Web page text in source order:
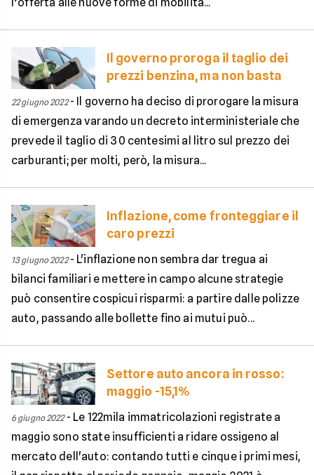
Il governo proroga il taglio dei
prezzi benzina, ma non basta
22 giugno 2022- Il governo ha deciso di prorogare la misura
di emergenza varando un decreto interministeriale che
prevede il taglio di 30 centesimi al litro sul prezzo dei
carburanti; per molti, però, la misura...
Inflazione, come fronteggiare il
caro prezzi
13 giugno 2022- L'inflazione non sembra dar tregua ai
bilanci familiari e mettere in campo alcune strategie
può consentire cospicui risparmi: a partire dalle polizze
auto, passando alle bollette fino ai mutui può...
Settore auto ancora in rosso:
maggio -15,1%
6 giugno 2022- Le 122mila immatricolazioni registrate a
maggio sono state insufficienti a ridare ossigeno al
mercato dell'auto: contando tutti e cinque i primi mesi,